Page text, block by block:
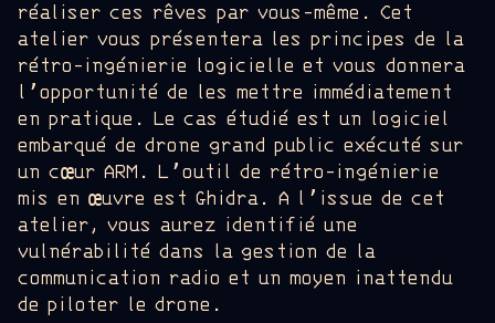
réaliser ces rêves par vous-même. Cet
atelier vous présentera les principes de la
rétro-ingénierie logicielle et vous donnera
l’opportunité de les mettre immédiatement
en pratique. Le cas étudié est un logiciel
embarqué de drone grand public exécuté sur
un cœur ARM. L’outil de rétro-ingénierie
mis en œuvre est Ghidra. A l’issue de cet
atelier, vous aurez identifié une
vulnérabilité dans la gestion de la
communication radio et un moyen inattendu
de piloter le drone.